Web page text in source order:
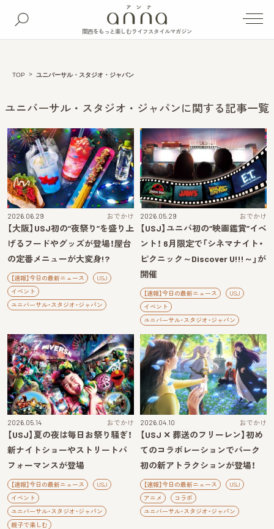
関西をもっと楽しむライフスタイルマガジン
TOP ユニバーサル・スタジオ・ジャパン
ユニバーサル・スタジオ・ジャパンに関する記事一覧
2026.06.29 おでかけ
【大阪】USJ初の“夜祭り”を盛り上
げるフードやグッズが登場！屋台
の定番メニューが大変身!?
【速報】今日の最新ニュース
USJ
イベント
ユニバーサル・スタジオ・ジャパン
2026.05.29 おでかけ
【USJ】ユニバ初の“映画鑑賞”イベ
ント！ 6月限定で「シネマナイト・
ピクニック～Discover U!!!～」が
開催
【速報】今日の最新ニュース
USJ
イベント
ユニバーサル・スタジオ・ジャパン
2026.05.14 おでかけ
【USJ】夏の夜は毎日お祭り騒ぎ！
新ナイトショーやストリートパ
フォーマンスが登場
【速報】今日の最新ニュース
USJ
イベント
ユニバーサル・スタジオ・ジャパン
親子で楽しむ
2026.04.10 おでかけ
【USJ ✕ 葬送のフリーレン】初め
てのコラボレーションでパーク
初の新アトラクションが登場！
【速報】今日の最新ニュース
USJ
アニメ
コラボ
ユニバーサル・スタジオ・ジャパン